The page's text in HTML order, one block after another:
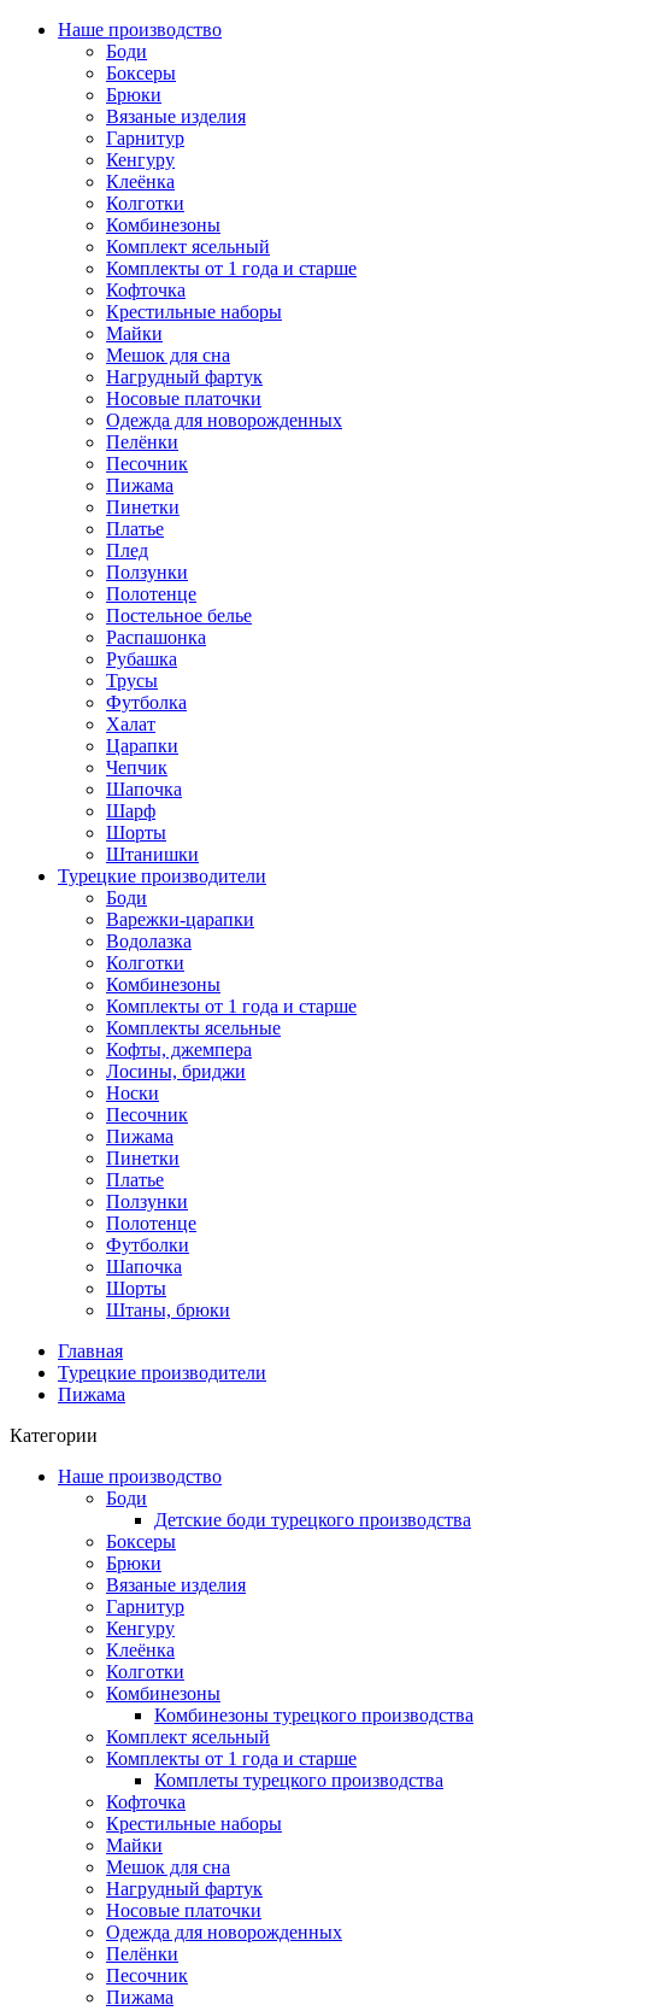
Наше производство
Боди
Боксеры
Брюки
Вязаные изделия
Гарнитур
Кенгуру
Клеёнка
Колготки
Комбинезоны
Комплект ясельный
Комплекты от 1 года и старше
Кофточка
Крестильные наборы
Майки
Мешок для сна
Нагрудный фартук
Носовые платочки
Одежда для новорожденных
Пелёнки
Песочник
Пижама
Пинетки
Платье
Плед
Ползунки
Полотенце
Постельное белье
Распашонка
Рубашка
Трусы
Футболка
Халат
Царапки
Чепчик
Шапочка
Шарф
Шорты
Штанишки
Турецкие производители
Боди
Варежки-царапки
Водолазка
Колготки
Комбинезоны
Комплекты от 1 года и старше
Комплекты ясельные
Кофты, джемпера
Лосины, бриджи
Носки
Песочник
Пижама
Пинетки
Платье
Ползунки
Полотенце
Футболки
Шапочка
Шорты
Штаны, брюки
Главная
Турецкие производители
Пижама
Категории
Наше производство
Боди
Детские боди турецкого производства
Боксеры
Брюки
Вязаные изделия
Гарнитур
Кенгуру
Клеёнка
Колготки
Комбинезоны
Комбинезоны турецкого производства
Комплект ясельный
Комплекты от 1 года и старше
Комплеты турецкого производства
Кофточка
Крестильные наборы
Майки
Мешок для сна
Нагрудный фартук
Носовые платочки
Одежда для новорожденных
Пелёнки
Песочник
Пижама